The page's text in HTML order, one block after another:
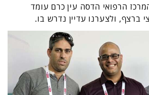
הרפואי הדסה עין כרם עומד
ברצף, ולצערנו עדיין נדרש בו.